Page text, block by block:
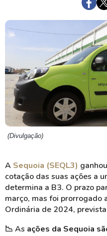
(Divulgação)
A Sequoia (SEQL3)
cotação das suas ações a
determina a B3. O prazo
março, mas foi prorrogado
Ordinária de 2024,
📉As ações da Sequoia